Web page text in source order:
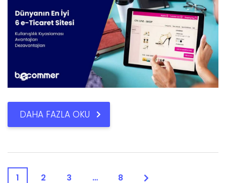
DAHA FAZLA OKU
1 2 3 … 8